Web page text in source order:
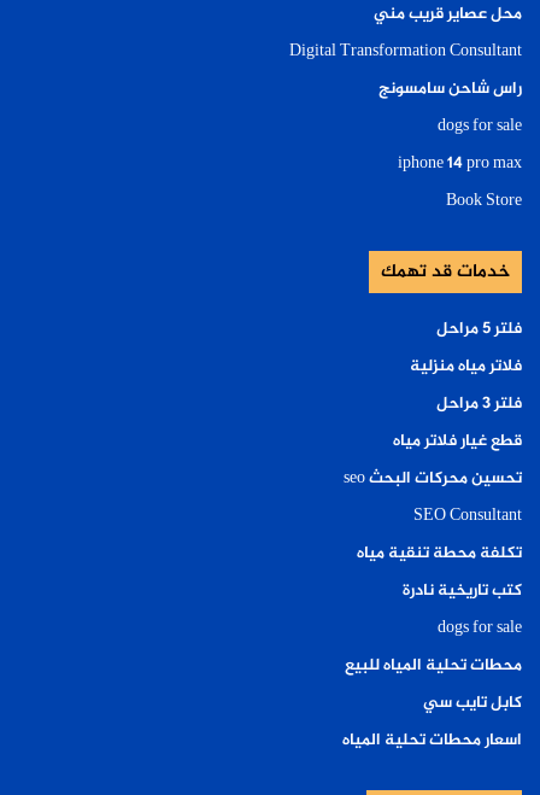
محل عصاير قريب مني
Digital Transformation Consultant
راس شاحن سامسونج
dogs for sale
iphone 14 pro max
Book Store
خدمات قد تهمك
فلتر ٥ مراحل
فلاتر مياه منزلية
فلتر ٣ مراحل
قطع غيار فلاتر مياه
تحسين محركات البحث seo
SEO Consultant
تكلفة محطة تنقية مياه
كتب تاريخية نادرة
dogs for sale
محطات تحلية المياه للبيع
كابل تايب سي
اسعار محطات تحلية المياه